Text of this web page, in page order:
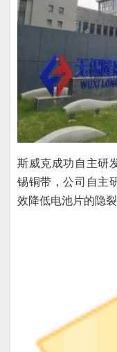
斯威克成功自主研
锡铜带，公司自主
效降低电池片的隐裂